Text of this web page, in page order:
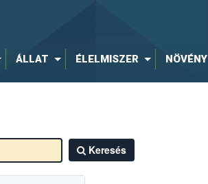
ÁLLAT ÉLELMISZER NÖVÉNY
Keresés